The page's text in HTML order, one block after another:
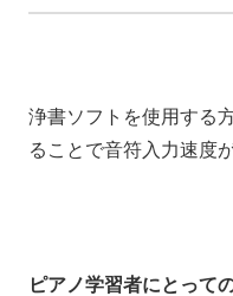
浄書ソフトを使用する
ることで音符入力速度
ピアノ学習者にとって